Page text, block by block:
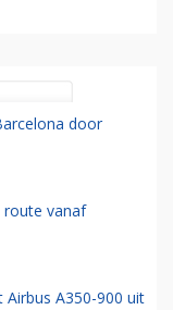
door
route vanaf
A350-900 uit